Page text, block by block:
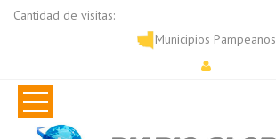
Cantidad de visitas:
Municipios Pampeanos